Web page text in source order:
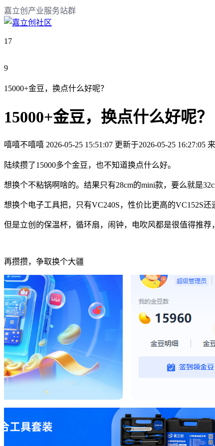
嘉立创产业服务站群
17
9
15000+金豆，换点什么好呢？
15000+金豆，换点什么好呢？
嘻嘻不嘻嘻 2026-05-25 15:51:07 更新于2026-05-25 16:27:05
陆续攒了15000多个金豆，也不知道换点什么好。
想换个不粘锅啊啥的。结果只有28cm的mini款，要么就是
想换个电子工具把，只有VC240S，性价比更高的VC152S还
但是立创的保温杯，循环扇，闹钟，电吹风都是很值得推
再攒攒，争取换个大疆